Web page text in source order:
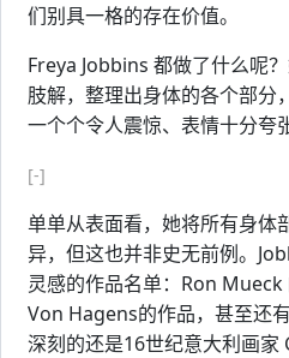
们别具一格的存在价值。
Freya Jobbins 都做了什么呢
肢解，整理出身体的各个部分
一个个令人震惊、表情十分夸
[-]
单单从表面看，她将所有身体
异，但这也并非史无前例。
灵感的作品名单：Ron
Von Hagens的作品，甚至还
深刻的还是16世纪意大利画家